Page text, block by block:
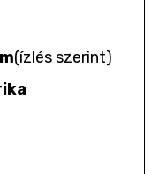
(ízlés szerint)